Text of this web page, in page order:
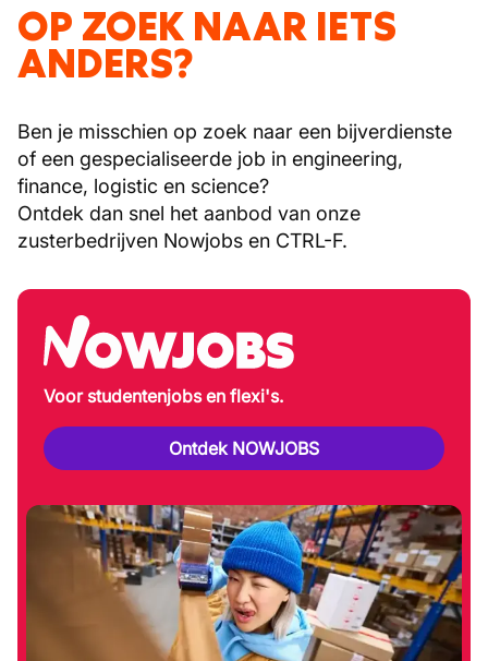
OP ZOEK NAAR IETS
ANDERS?
Ben je misschien op zoek naar een bijverdienste
of een gespecialiseerde job in engineering,
finance, logistic en science?
Ontdek dan snel het aanbod van onze
zusterbedrijven Nowjobs en CTRL-F.
Voor studentenjobs en flexi's.
Ontdek NOWJOBS